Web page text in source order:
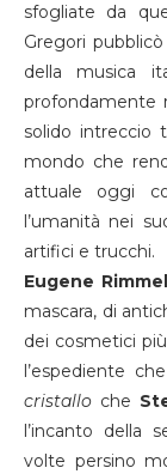
sfogliate da
Gregori
della musica
profondamente
solido intreccio
mondo che
attuale oggi
l’umanità nei
artifici e trucchi.
Eugene Rimmel
mascara, di
dei cosmetici
l’espediente
cristallo che
l’incanto della
volte persino